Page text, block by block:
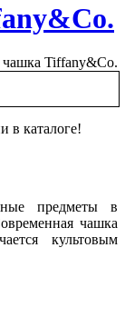
в каталоге!
предметы в
чашка
культовым